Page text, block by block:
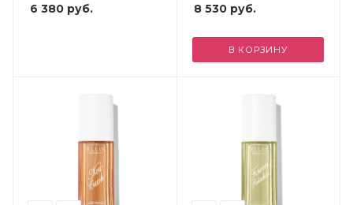
6 380 руб. 8 530руб.
В КОРЗИНУ